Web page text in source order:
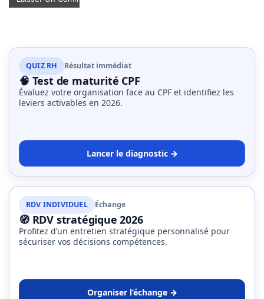
QUIZ RH Résultat immédiat
🧠 Test de maturité CPF
Évaluez votre organisation face au CPF et identifiez les
leviers activables en 2026.
Lancer le diagnostic →
RDV INDIVIDUEL Échange
🧭 RDV stratégique 2026
Profitez d’un entretien stratégique personnalisé pour
sécuriser vos décisions compétences.
Organiser l’échange →